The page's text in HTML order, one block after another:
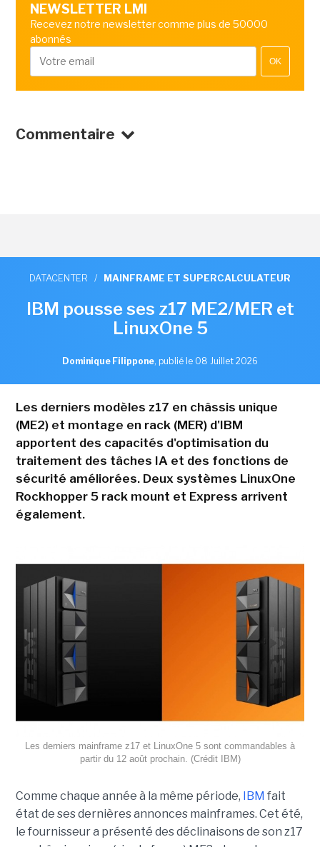
NEWSLETTER LMI
Recevez notre newsletter comme plus de 50000
abonnés
OK
Commentaire
DATACENTER / MAINFRAME ET SUPERCALCULATEUR
IBM pousse ses z17 ME2/MER et
LinuxOne 5
Dominique Filippone, publié le 08 Juillet 2026
Les derniers modèles z17 en châssis unique
(ME2) et montage en rack (MER) d'IBM
apportent des capacités d'optimisation du
traitement des tâches IA et des fonctions de
sécurité améliorées. Deux systèmes LinuxOne
Rockhopper 5 rack mount et Express arrivent
également.
Les derniers mainframe z17 et LinuxOne 5 sont commandables à
partir du 12 août prochain. (Crédit IBM)
Comme chaque année à la même période, IBM fait
état de ses dernières annonces mainframes. Cet été,
le fournisseur a présenté des déclinaisons de son z17